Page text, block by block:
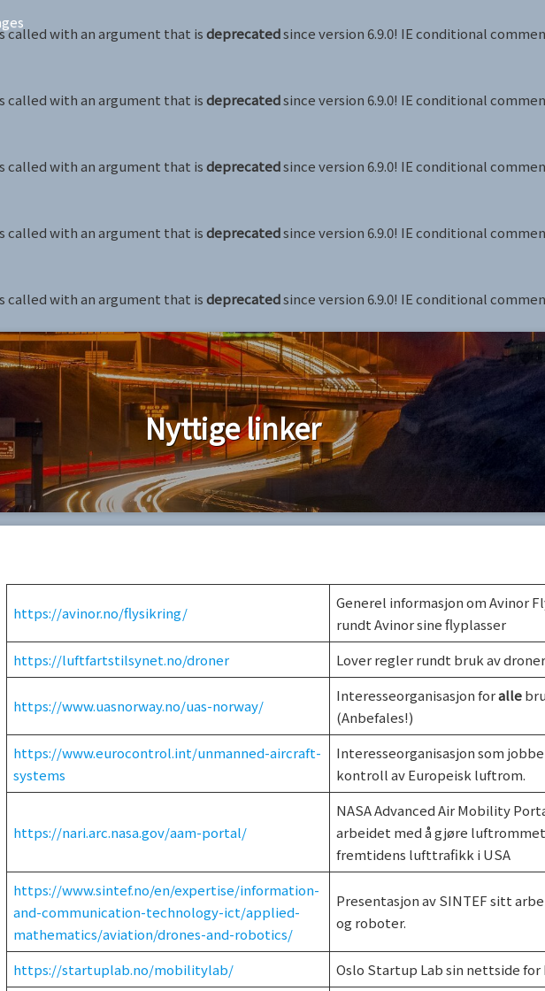
called with an argument that isdeprecatedsince version 6.9.0! IE conditional
called with an argument that isdeprecatedsince version 6.9.0! IE conditional
called with an argument that isdeprecatedsince version 6.9.0! IE conditional
called with an argument that isdeprecatedsince version 6.9.0! IE conditional
called with an argument that isdeprecatedsince version 6.9.0! IE conditional
Nyttige linker
https://avinor.no/flysikring/
Generel informasjon om Avinor
rundt Avinor sine flyplasser
https://luftfartstilsynet.no/droner
Lover regler rundt bruk av
https://www.uasnorway.no/uas-norway/
Interesseorganisasjon foralle
(Anbefales!)
https://www.eurocontrol.int/unmanned-aircraft-
systems
Interesseorganisasjon som
kontroll av Europeisk luftrom.
https://nari.arc.nasa.gov/aam-portal/
NASA Advanced Air Mobility
arbeidet med å gjøre
fremtidens lufttrafikk i USA
https://www.sintef.no/en/expertise/information-
and-communication-technology-ict/applied-
mathematics/aviation/drones-and-robotics/
Presentasjon av SINTEF sitt
og roboter.
https://startuplab.no/mobilitylab/ Oslo Startup Lab sin nettside